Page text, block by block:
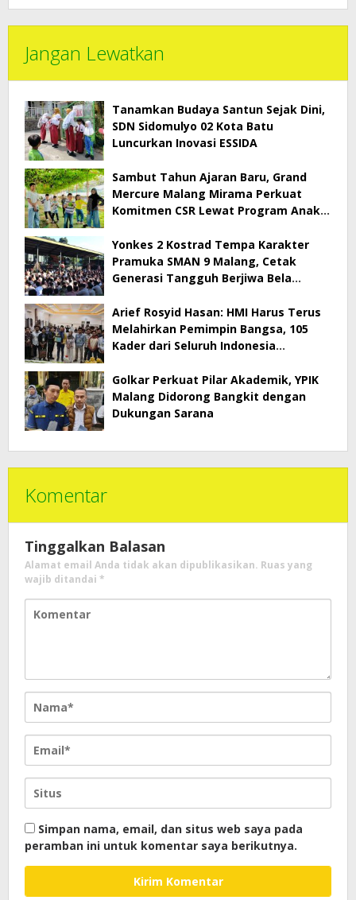
Jangan Lewatkan
Tanamkan Budaya Santun Sejak Dini,
SDN Sidomulyo 02 Kota Batu
Luncurkan Inovasi ESSIDA
Sambut Tahun Ajaran Baru, Grand
Mercure Malang Mirama Perkuat
Komitmen CSR Lewat Program Anak
Yonkes 2 Kostrad Tempa Karakter
Pramuka SMAN 9 Malang, Cetak
Generasi Tangguh Berjiwa Bela
Arief Rosyid Hasan: HMI Harus Terus
Melahirkan Pemimpin Bangsa, 105
Kader dari Seluruh Indonesia
Golkar Perkuat Pilar Akademik, YPIK
Malang Didorong Bangkit dengan
Dukungan Sarana
Komentar
Tinggalkan Balasan
Alamat email Anda tidak akan dipublikasikan. Ruas yang
wajib ditandai *
Simpan nama, email, dan situs web saya pada
peramban ini untuk komentar saya berikutnya.